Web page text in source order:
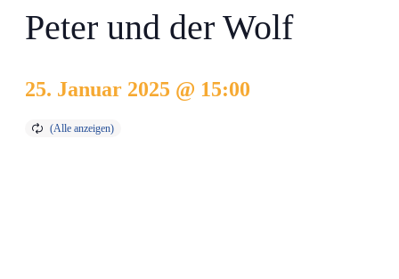
Peter und der Wolf
25. Januar 2025 @ 15:00